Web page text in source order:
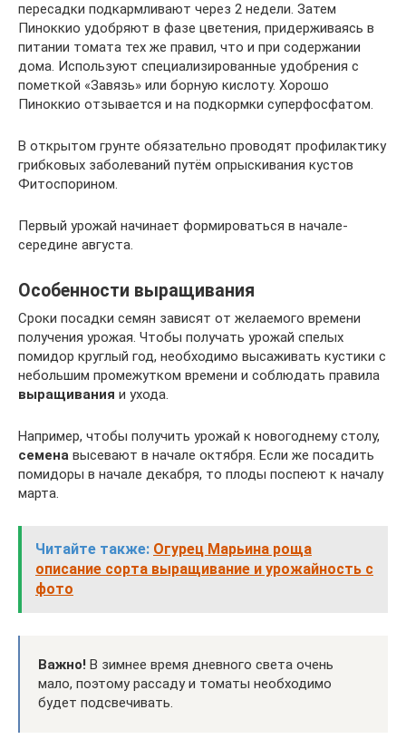
пересадки подкармливают через 2 недели. Затем
Пиноккио удобряют в фазе цветения, придерживаясь в
питании томата тех же правил, что и при содержании
дома. Используют специализированные удобрения с
пометкой «Завязь» или борную кислоту. Хорошо
Пиноккио отзывается и на подкормки суперфосфатом.
В открытом грунте обязательно проводят профилактику
грибковых заболеваний путём опрыскивания кустов
Фитоспорином.
Первый урожай начинает формироваться в начале-
середине августа.
Особенности выращивания
Сроки посадки семян зависят от желаемого времени
получения урожая. Чтобы получать урожай спелых
помидор круглый год, необходимо высаживать кустики с
небольшим промежутком времени и соблюдать правила
выращивания и ухода.
Например, чтобы получить урожай к новогоднему столу,
семена высевают в начале октября. Если же посадить
помидоры в начале декабря, то плоды поспеют к началу
марта.
Читайте также: Огурец Марьина роща
описание сорта выращивание и урожайность с
фото
Важно! В зимнее время дневного света очень
мало, поэтому рассаду и томаты необходимо
будет подсвечивать.